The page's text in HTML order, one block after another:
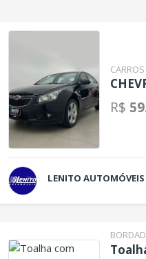
R$
LENITO AUTOMÓVEIS